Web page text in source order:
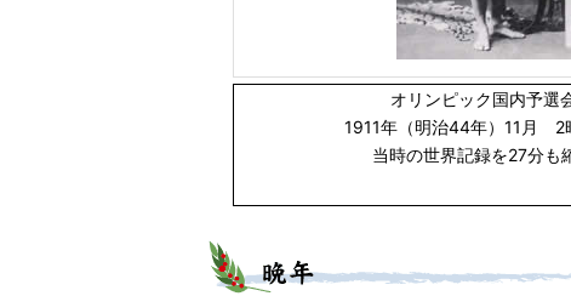
オリンピック国内予選
1911年（明治44年）11月 2
当時の世界記録を27分も